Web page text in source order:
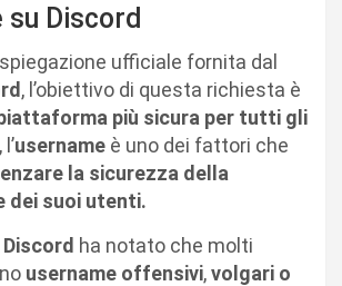
Discord
ufficiale fornita dal
, l’obiettivo di questa richiesta è
più sicura per tutti gli
username è uno dei fattori che
la sicurezza della
dei suoi utenti.
Discord ha notato che molti
username offensivi,volgari o